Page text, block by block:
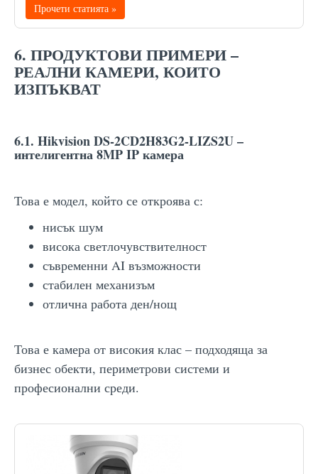
Прочети статията »
6. ПРОДУКТОВИ ПРИМЕРИ –
РЕАЛНИ КАМЕРИ, КОИТО
ИЗПЪКВАТ
6.1. Hikvision DS-2CD2H83G2-LIZS2U –
интелигентна 8MP IP камера
Това е модел, който се откроява с:
нисък шум
висока светлочувствителност
съвременни AI възможности
стабилен механизъм
отлична работа ден/нощ
Това е камера от високия клас – подходяща за
бизнес обекти, периметрови системи и
професионални среди.